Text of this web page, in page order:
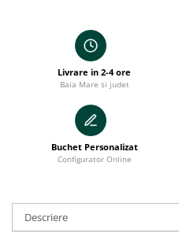
Livrare in 2-4 ore
Baia Mare si judet
Buchet Personalizat
Configurator Online
Descriere